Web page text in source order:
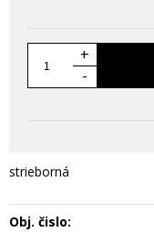
+
-
strieborná
Obj. čislo: